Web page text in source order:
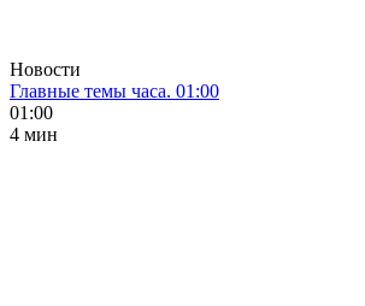
Новости
Главные темы часа. 01:00
01:00
4 мин